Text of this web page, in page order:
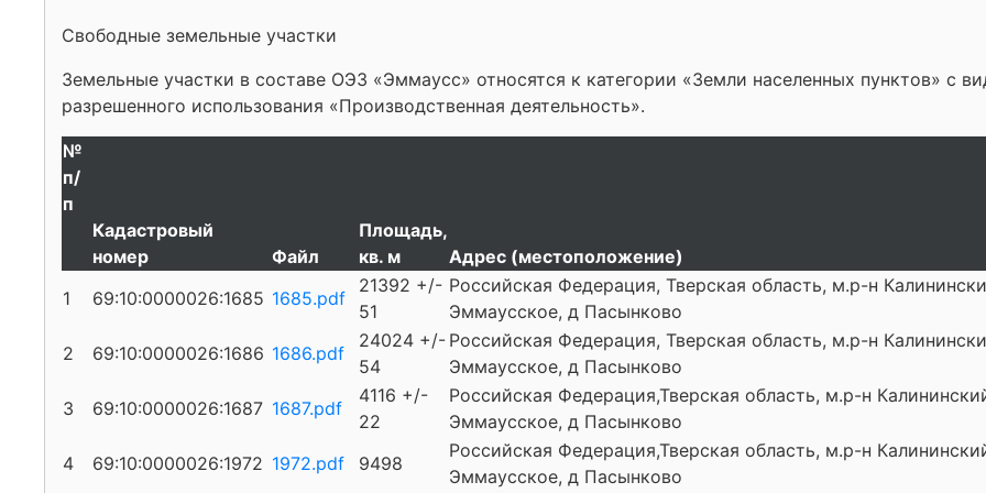
Свободные земельные участки
Земельные участки в составе ОЭЗ «Эммаусс» относятся к категории «Земли населенных пунктов» с
разрешенного использования «Производственная деятельность».
№
п/
п
Кадастровый
номер
Файл
Площадь,
кв. м
Адрес (местоположение)
1
69:10:0000026:1685 1685.pdf
21392 +/-
51
Российская Федерация, Тверская область, м.р-н
Эммаусское, д Пасынково
2
69:10:0000026:1686 1686.pdf
24024 +/-
54
Российская Федерация, Тверская область, м.р-н
Эммаусское, д Пасынково
3
69:10:0000026:1687 1687.pdf
4116 +/-
22
Российская Федерация,Тверская область, м.р-н
Эммаусское, д Пасынково
4
69:10:0000026:1972 1972.pdf 9498
Российская Федерация,Тверская область, м.р-н
Эммаусское, д Пасынково